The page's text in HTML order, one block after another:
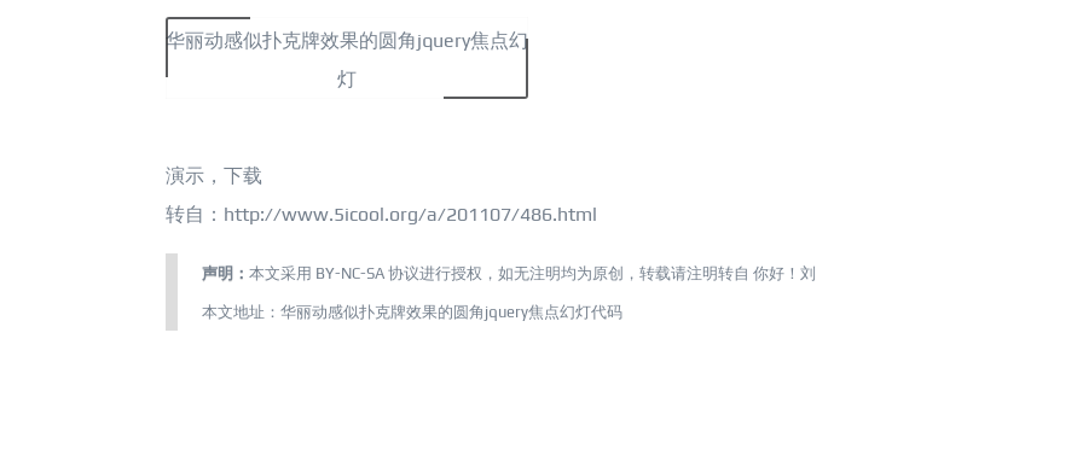
华丽动感似扑克牌效果的圆角jquery焦点幻
灯
演示 ， 下载
转自：http://www.5icool.org/a/201107/486.html
声明： 本文采用 BY-NC-SA 协议进行授权，如无注明均为原创，转载请注明转自 你好！刘
本文地址： 华丽动感似扑克牌效果的圆角jquery焦点幻灯代码